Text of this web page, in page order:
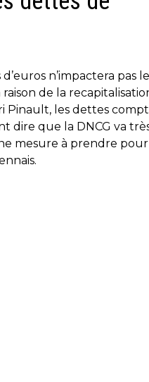
n’impactera pas le
raison de la
Pinault, les dettes
dire que la DNCG va
mesure à prendre